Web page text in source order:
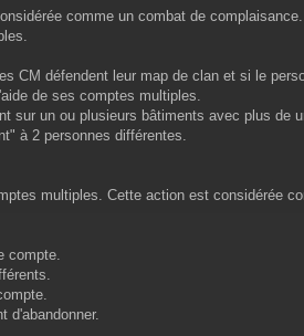
comme un combat de complaisance.
CM défendent leur map de clan et si le
de ses comptes multiples.
sur un ou plusieurs bâtiments avec plus de
à 2 personnes différentes.
multiples. Cette action est considérée
compte.
d'abandonner.